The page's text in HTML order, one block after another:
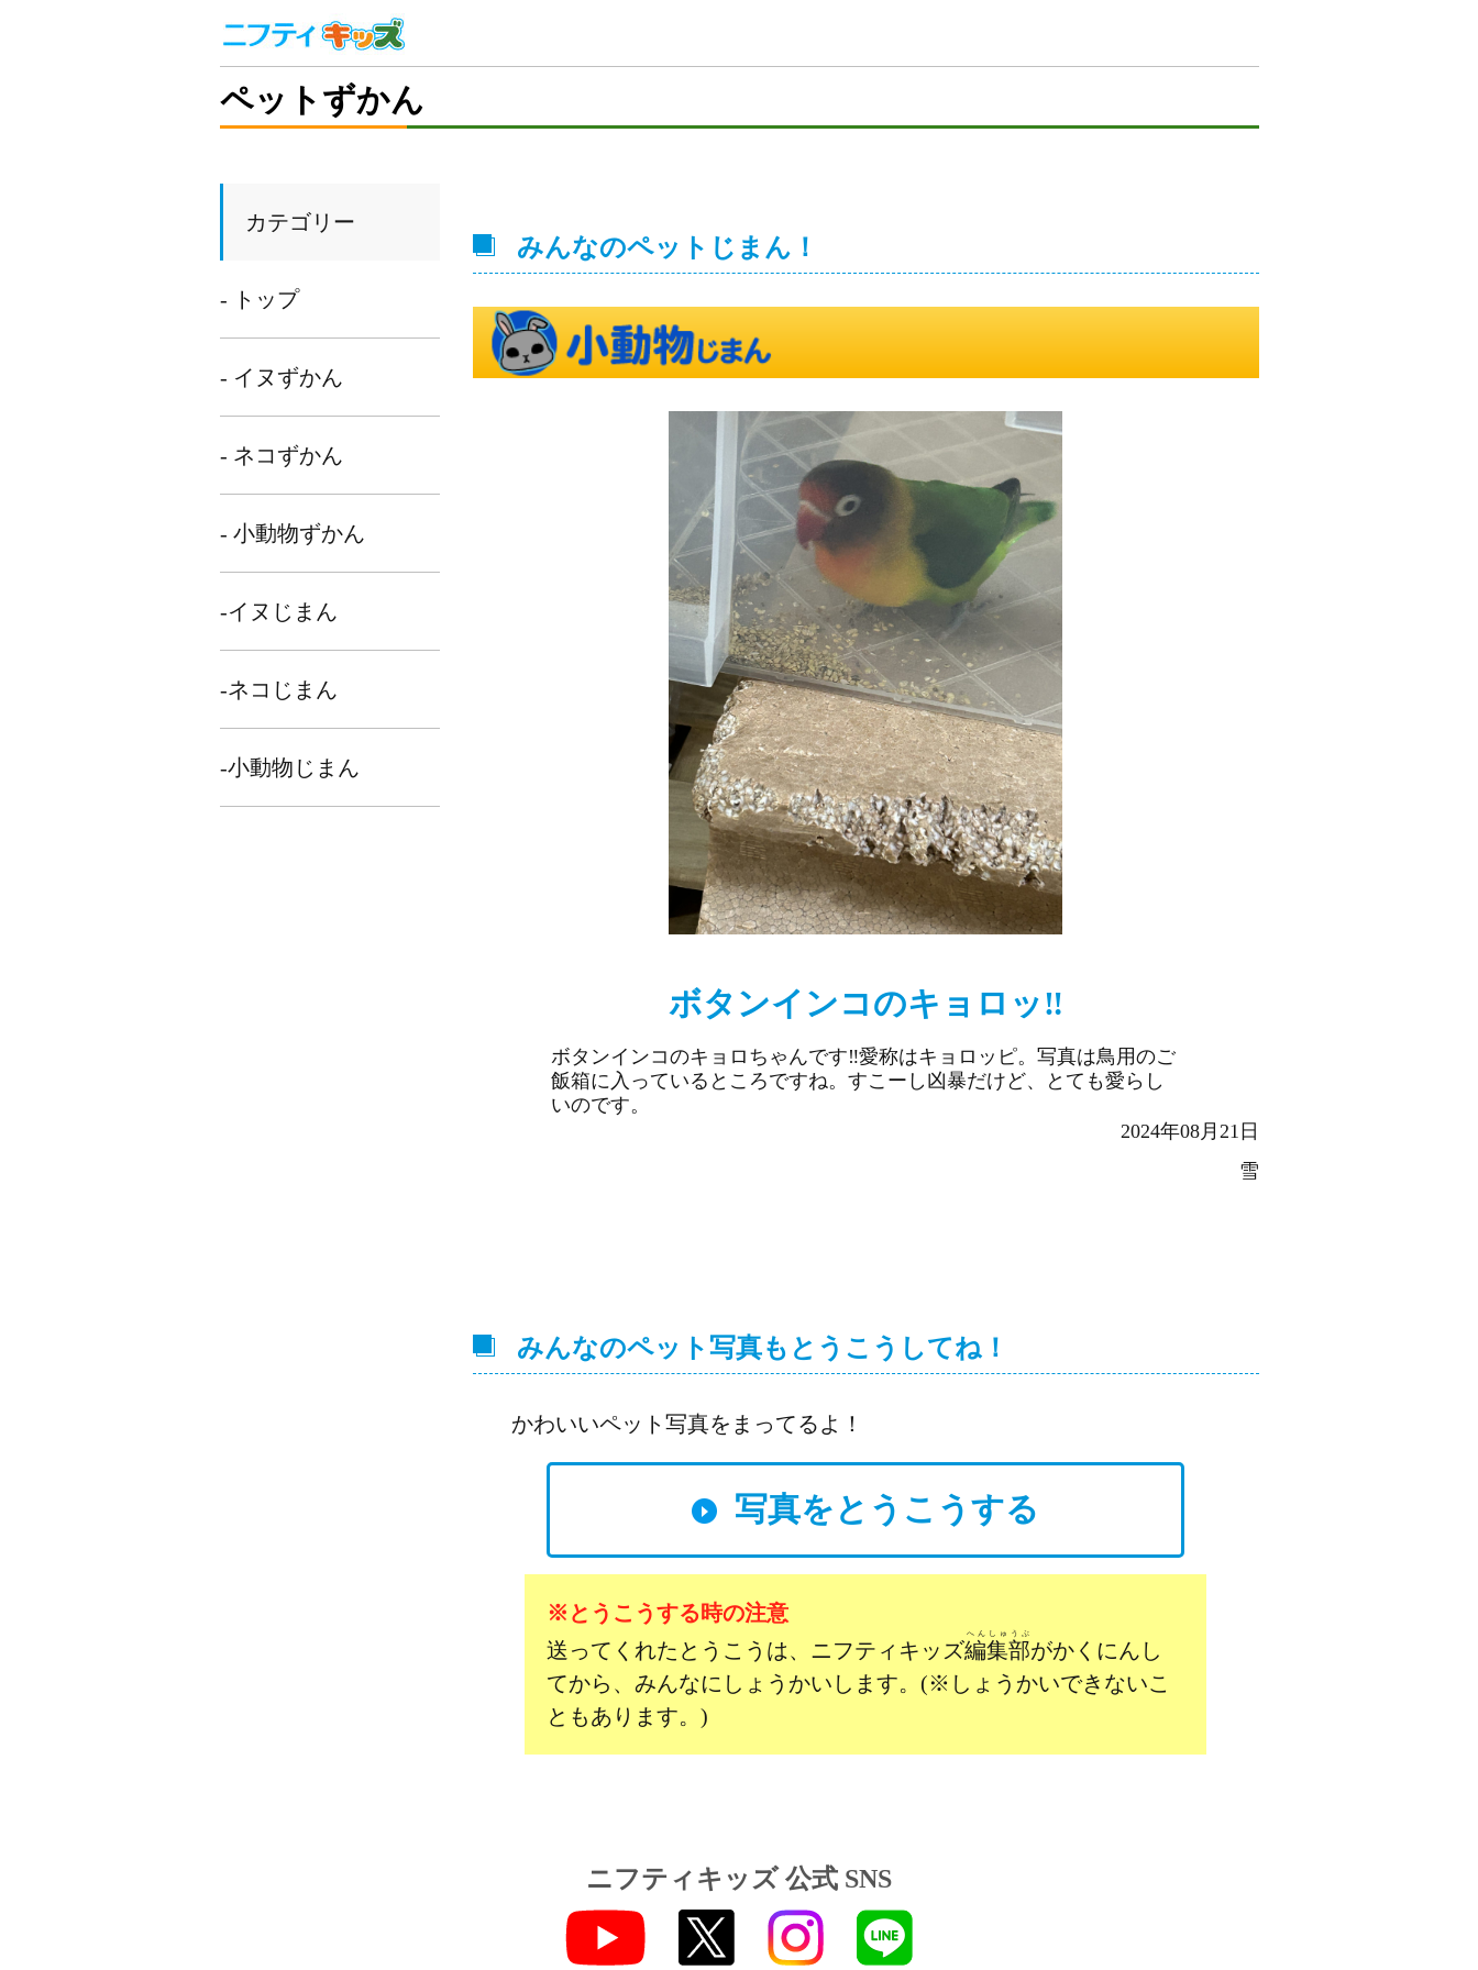
ペットずかん
カテゴリー
- トップ
- イヌずかん
- ネコずかん
- 小動物ずかん
-イヌじまん
-ネコじまん
-小動物じまん
みんなのペットじまん！
ボタンインコのキョロッ‼︎
ボタンインコのキョロちゃんです‼︎愛称はキョロッピ。写真は鳥用のご
飯箱に入っているところですね。すこーし凶暴だけど、とても愛らし
いのです。
2024年08月21日
雪
みんなのペット写真もとうこうしてね！
かわいいペット写真をまってるよ！
写真をとうこうする
※とうこうする時の注意
送ってくれたとうこうは、ニフティキッズ編集部
へんしゅうぶ
がかくにんし
てから、みんなにしょうかいします。(※しょうかいできないこ
ともあります。)
ニフティキッズ 公式 SNS